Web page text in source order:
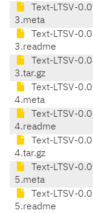
Text-LTSV-0.0
3.meta
Text-LTSV-0.0
3.readme
Text-LTSV-0.0
3.tar.gz
Text-LTSV-0.0
4.meta
Text-LTSV-0.0
4.readme
Text-LTSV-0.0
4.tar.gz
Text-LTSV-0.0
5.meta
Text-LTSV-0.0
5.readme